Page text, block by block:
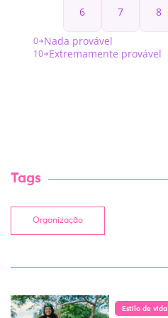
Tags
Organização
Estilo de vida